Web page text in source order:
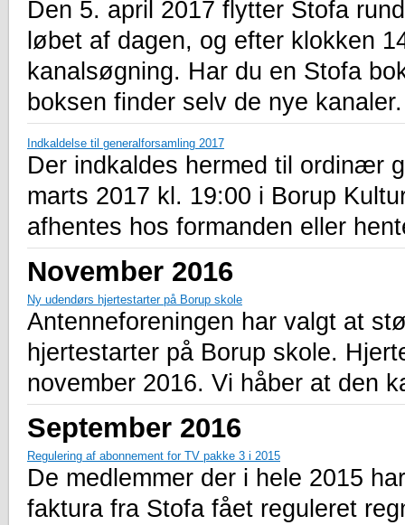
Den 5. april 2017 flytter Stofa
løbet af dagen, og efter klokken
kanalsøgning. Har du en Stofa
boksen finder selv de nye kanaler.
Indkaldelse til generalforsamling 2017
Der indkaldes hermed til ordinær
marts 2017 kl. 19:00 i Borup
afhentes hos formanden eller
November 2016
Ny udendørs hjertestarter på Borup skole
Antenneforeningen har valgt at
hjertestarter på Borup skole.
november 2016. Vi håber at den
September 2016
Regulering af abonnement for TV pakke 3 i 2015
De medlemmer der i hele 2015
faktura fra Stofa fået reguleret